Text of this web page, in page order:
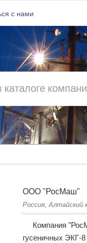
с нами
ООО "РосМаш"
Россия, Алтайский
Компания
гусеничных ЭКГ-